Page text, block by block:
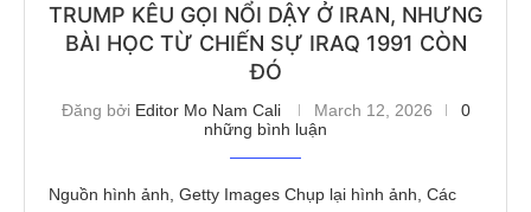
TRUMP KÊU GỌI NỔI DẬY Ở IRAN, NHƯNG
BÀI HỌC TỪ CHIẾN SỰ IRAQ 1991 CÒN
ĐÓ
Đăng bởi Editor Mo Nam Cali March 12, 2026
0
những bình luận
Nguồn hình ảnh, Getty Images Chụp lại hình ảnh, Các